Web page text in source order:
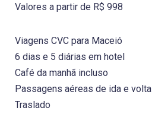
Valores a partir de R$ 998
Viagens CVC para Maceió
6 dias e 5 diárias em hotel
Café da manhã incluso
Passagens aéreas de ida e volta
Traslado